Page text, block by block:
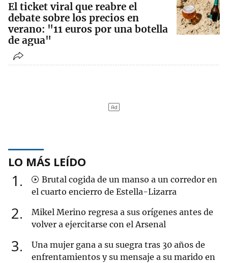
El ticket viral que reabre el
debate sobre los precios en
verano: "11 euros por una botella
de agua"
LO MÁS LEÍDO
1
Brutal cogida de un manso a un corredor en
el cuarto encierro de Estella-Lizarra
2
Mikel Merino regresa a sus orígenes antes de
volver a ejercitarse con el Arsenal
3
Una mujer gana a su suegra tras 30 años de
enfrentamientos y su mensaje a su marido en